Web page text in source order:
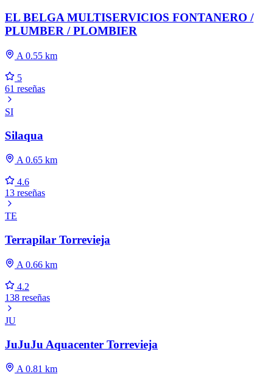
EL BELGA MULTISERVICIOS FONTANERO /
PLUMBER / PLOMBIER
A 0.55 km
5
61 reseñas
SI
Silaqua
A 0.65 km
4.6
13 reseñas
TE
Terrapilar Torrevieja
A 0.66 km
4.2
138 reseñas
JU
JuJuJu Aquacenter Torrevieja
A 0.81 km